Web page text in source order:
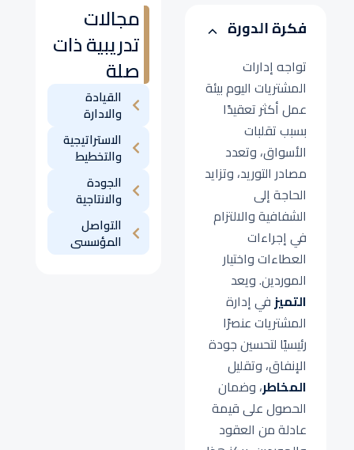
مجالات
تدريبية ذات
صلة
القيادة
والادارة
الاستراتيجية
والتخطيط
الجودة
والانتاجية
التواصل
المؤسسى
فكرة الدورة
تواجه إدارات
المشتريات اليوم بيئة
عمل أكثر تعقيدًا
بسبب تقلبات
الأسواق، وتعدد
مصادر التوريد، وتزايد
الحاجة إلى
الشفافية والالتزام
في إجراءات
العطاءات واختيار
الموردين. ويعد
التميزفي إدارة
المشتريات عنصرًا
رئيسيًا لتحسين جودة
الإنفاق، وتقليل
المخاطر، وضمان
الحصول على قيمة
عادلة من العقود